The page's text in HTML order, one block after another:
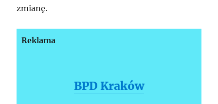
zmianę.
Reklama
BPD Kraków